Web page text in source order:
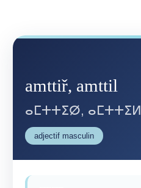
amttiř, amttil
ⴰⵎⵜⵜⵉⵁ, ⴰⵎⵜⵜⵉⵍ
adjectif masculin